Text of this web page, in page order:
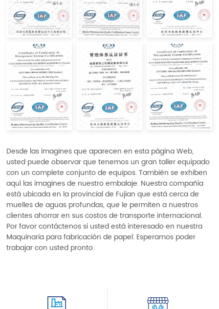
Desde las imagines que aparecen en esta página Web,
usted puede observar que tenemos un gran taller equipado
con un complete conjunto de equipos. También se exhiben
aquí las imagines de nuestro embalaje. Nuestra compañía
está ubicada en la provincial de Fujian que está cerca de
muelles de aguas profundas, que le permiten a nuestros
clientes ahorrar en sus costos de transporte internacional.
Por favor contáctenos si usted está interesado en nuestra
Maquinaria para fabricación de papel. Esperamos poder
trabajar con usted pronto.